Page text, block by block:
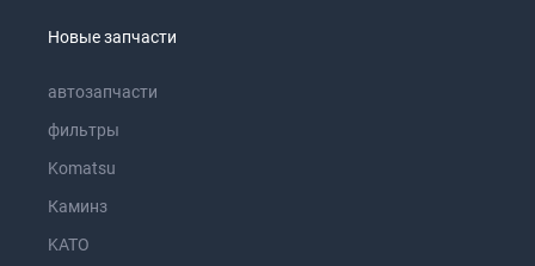
Новые запчасти
автозапчасти
фильтры
Komatsu
Каминз
KATO